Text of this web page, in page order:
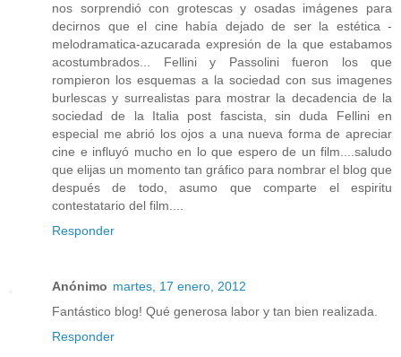
nos sorprendió con grotescas y osadas imágenes para
decirnos que el cine había dejado de ser la estética -
melodramatica-azucarada expresión de la que estabamos
acostumbrados... Fellini y Passolini fueron los que
rompieron los esquemas a la sociedad con sus imagenes
burlescas y surrealistas para mostrar la decadencia de la
sociedad de la Italia post fascista, sin duda Fellini en
especial me abrió los ojos a una nueva forma de apreciar
cine e influyó mucho en lo que espero de un film....saludo
que elijas un momento tan gráfico para nombrar el blog que
después de todo, asumo que comparte el espiritu
contestatario del film....
Responder
Anónimo martes, 17 enero, 2012
Fantástico blog! Qué generosa labor y tan bien realizada.
Responder